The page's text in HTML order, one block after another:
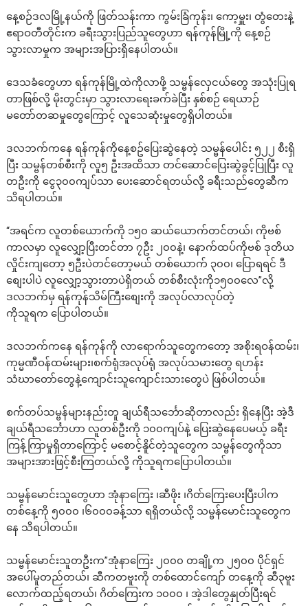
နေ့စဉ်ဒလမြို့နယ်ကို ဖြတ်သန်းကာ ကွမ်းခြံကုန်း၊ ကော့မှူး၊ တွံတေးနဲ့
ဧရာဝတီတိုင်းက ခရီးသွားပြည်သူတွေဟာ ရန်ကုန်မြို့ကို နေ့စဉ်
သွားလာမှုက အများအပြားရှိနေပါတယ်။
ဒေသခံတွေဟာ ရန်ကုန်မြို့ထဲကိုလာဖို့ သမ္ဗန်လှေငယ်တွေ အသုံးပြုရ
တာဖြစ်လို့ မိုးတွင်းမှာ သွားလာရေးခက်ခဲပြီး နှစ်စဉ် ရေယာဉ်
မတော်တဆမှုတွေကြောင့် လူသေဆုံးမှုတွေရှိပါတယ်။
ဒလဘက်ကနေ ရန်ကုန်ကိုနေ့စဥ်ပြေးဆွဲနေတဲ့ သမ္ဗန်ပေါင်း ၅၂၂ စီးရှိ
ပြီး သမ္ဗန်တစ်စီးကို လူ၅ ဦးအထိသာ တင်ဆောင်ပြေးဆွဲခွင့်ပြုပြီး လူ
တဦးကို ငွေ၃၀၀ကျပ်သာ ပေးဆောင်ရတယ်လို့ ခရီးသည်တွေဆီက
သိရပါတယ်။
“အရင်က လူတစ်ယောက်ကို ၁၅၀ ဆယ်ယောက်တင်တယ်၊ ကိုဗစ်
ကာလမှာ လူလျှော့ပြီးတင်တာ ၇ဦး ၂၀၀နဲ့၊ နောက်ထပ်ကိုဗစ် ဒုတိယ
လှိုင်းကျတော့ ၅ဦးပဲတင်တော့မယ် တစ်ယောက် ၃၀၀၊ ပြောရရင် ဒီ
စျေးပါပဲ လူလျှော့သွားတာပဲရှိတယ် တစ်စီးလုံးကို၁၅၀၀လေ”လို့
ဒလဘက်မှ ရန်ကုန်သိမ်ကြီးစျေးကို အလုပ်လာလုပ်တဲ့
ကိုသူရက ပြောပါတယ်။
ဒလဘက်ကနေ ရန်ကုန်ကို လာရောက်သူတွေကတော့ အစိုးရဝန်ထမ်း၊
ကုမ္မဏီဝန်ထမ်းများ၊စက်ရုံအလုပ်ရုံ အလုပ်သမားတွေ ရဟန်း
သံဃာတော်တွေနဲ့ကျောင်းသူကျောင်းသားတွေပဲ ဖြစ်ပါတယ်။
စက်တပ်သမ္ဗန်များနည်းတူ ချယ်ရီသင်္ဘောဆိုတာလည်း ရှိနေပြီး အဲ့ဒီ
ချယ်ရီသင်္ဘောဟာ လူတစ်ဦးကို ၁၀၀ကျပ်နဲ့ ပြေးဆွဲနေပေမယ့် ခရီး
ကြန့်ကြာမှုရှိတာကြောင့် မစောင့်နိူင်တဲ့သူတွေက သမ္ဗန်တွေကိုသာ
အများအားဖြင့်စီးကြတယ်လို့ ကိုသူရကပြောပါတယ်။
သမ္ဗန်မောင်းသူတွေဟာ အုံနာကြေး ၊ဆီဖိုး ၊ဂိတ်ကြေးပေးပြီးပါက
တစ်နေ့ကို ၅၀၀၀ ၊၆၀၀၀ခန့်သာ ရရှိတယ်လို့ သမ္ဗန်မောင်းသူတွေက
နေ သိရပါတယ်။
သမ္ဗန်မောင်းသူတဦးက”အုံနာကြေး ၂၀၀၀ တချို့က ၂၅၀၀ ပိုင်ရှင်
အပေါ်မူတည်တယ်၊ ဆီကတဗူးကို တစ်ထောင်ကျော် တနေ့ကို ဆီ၃ဗူး
လောက်ထည့်ရတယ်၊ ဂိတ်ကြေးက ၁၀၀၀ ၊ အဲ့ဒါတွေနှုတ်ပြီးရင်